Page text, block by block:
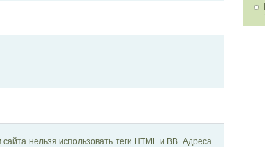
нельзя использовать теги HTML и BB. Адреса